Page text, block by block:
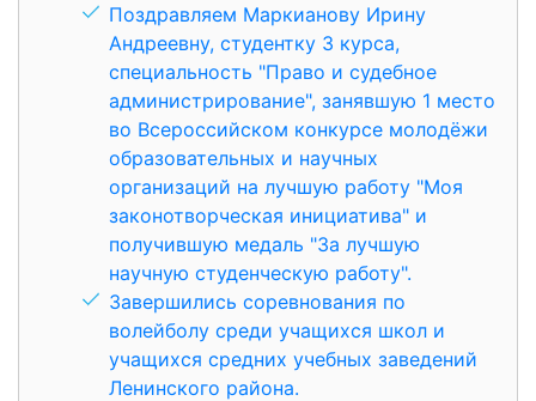
Поздравляем Маркианову Ирину
Андреевну, студентку 3 курса,
специальность "Право и судебное
администрирование", занявшую 1 место
во Всероссийском конкурсе молодёжи
образовательных и научных
организаций на лучшую работу "Моя
законотворческая инициатива" и
получившую медаль "За лучшую
научную студенческую работу".
Завершились соревнования по
волейболу среди учащихся школ и
учащихся средних учебных заведений
Ленинского района.